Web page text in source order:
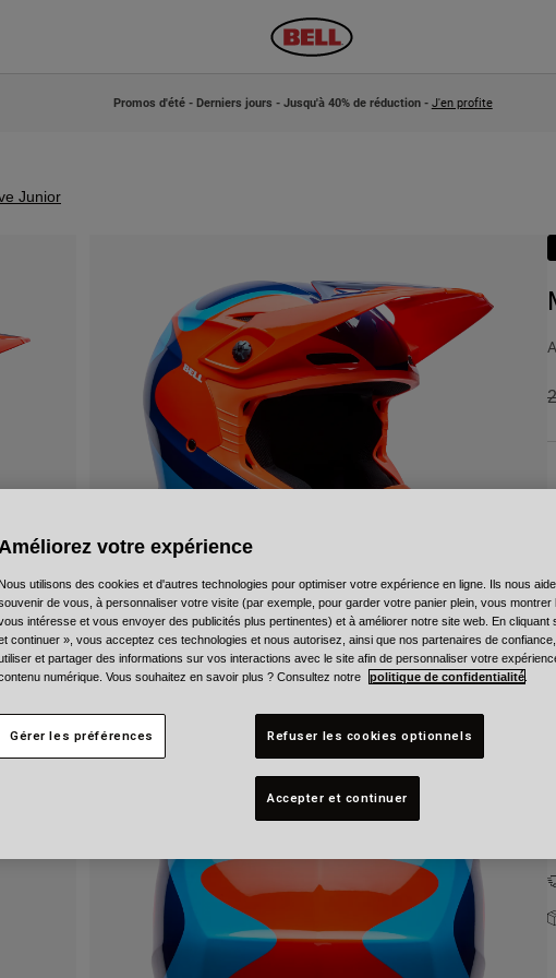
Promos d'été - Derniers jours - Jusqu'à 40% de réduction - J'en profite
Junior
votre expérience
Nous utilisons des cookies et d'autres technologies pour optimiser votre expérience en ligne. Ils nous
de vous, à personnaliser votre visite (par exemple, pour garder votre panier plein, vous montrer
intéresse et vous envoyer des publicités plus pertinentes) et à améliorer notre site web. En cliquant
continuer », vous acceptez ces technologies et nous autorisez, ainsi que nos partenaires de confiance,
et partager des informations sur vos interactions avec le site afin de personnaliser votre
numérique. Vous souhaitez en savoir plus ? Consultez notre
politique de confidentialité
Gérer les préférences Refuser les cookies optionnels
Accepter et continuer